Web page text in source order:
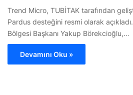
Trend Micro, TUBİTAK tarafından
Pardus desteğini resmi olarak
Bölgesi Başkanı Yakup Börekcioğlu,…
Devamını Oku »